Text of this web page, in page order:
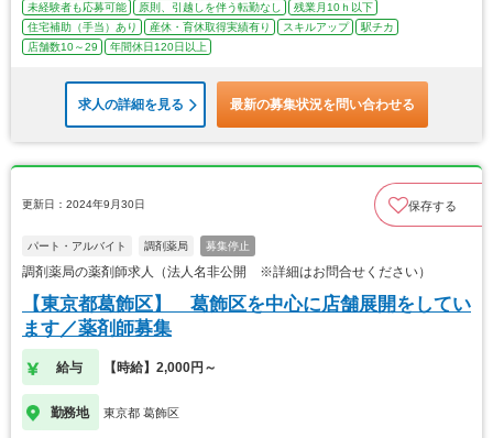
未経験者も応募可能 原則、引越しを伴う転勤なし
残業月10ｈ以下
住宅補助（手当）あり
産休・育休取得実績有り スキルアップ
駅チカ
店舗数10～29
年間休日120日以上
求人の詳細を見る 最新の募集状況を問い合わせる
更新日：2024年9月30日 保存する
パート・アルバイト 調剤薬局 募集停止
調剤薬局の薬剤師求人（法人名非公開 ※詳細はお問合せください）
【東京都葛飾区】 葛飾区を中心に店舗展開をしてい
ます／薬剤師募集
給与 【時給】2,000円～
勤務地 東京都 葛飾区